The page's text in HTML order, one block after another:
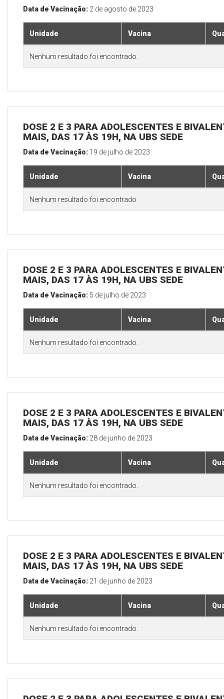
Data de Vacinação: 2 de agosto de 2023
Unidade Vacina
Nenhum resultado foi encontrado.
DOSE 2 E 3 PARA ADOLESCENTES E
MAIS, DAS 17 ÀS 19H, NA UBS SEDE
Data de Vacinação: 19 de julho de 2023
Unidade Vacina
Nenhum resultado foi encontrado.
DOSE 2 E 3 PARA ADOLESCENTES E
MAIS, DAS 17 ÀS 19H, NA UBS SEDE
Data de Vacinação: 5 de julho de 2023
Unidade Vacina
Nenhum resultado foi encontrado.
DOSE 2 E 3 PARA ADOLESCENTES E
MAIS, DAS 17 ÀS 19H, NA UBS SEDE
Data de Vacinação: 28 de junho de 2023
Unidade Vacina
Nenhum resultado foi encontrado.
DOSE 2 E 3 PARA ADOLESCENTES E
MAIS, DAS 17 ÀS 19H, NA UBS SEDE
Data de Vacinação: 21 de junho de 2023
Unidade Vacina
Nenhum resultado foi encontrado.